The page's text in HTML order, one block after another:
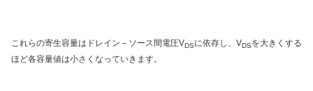
これらの寄生容量はドレイン－ソース間電圧VDSに依存し、VDSを大きくする
ほど各容量値は小さくなっていきます。